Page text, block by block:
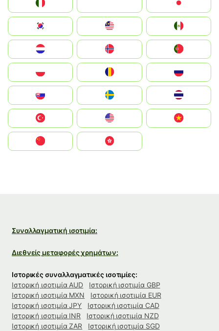
South Korea
United States
中國香港特別行政區
Συναλλαγματική ισοτιμία:
Διεθνείς μεταφορές χρημάτων:
Ιστορικές συναλλαγματικές ισοτιμίες:
Ιστορική ισοτιμία AUD
Ιστορική ισοτιμία GBP
Ιστορική ισοτιμία MXN
Ιστορική ισοτιμία EUR
Ιστορική ισοτιμία JPY
Ιστορική ισοτιμία CAD
Ιστορική ισοτιμία INR
Ιστορική ισοτιμία NZD
Ιστορική ισοτιμία ZAR
Ιστορική ισοτιμία SGD